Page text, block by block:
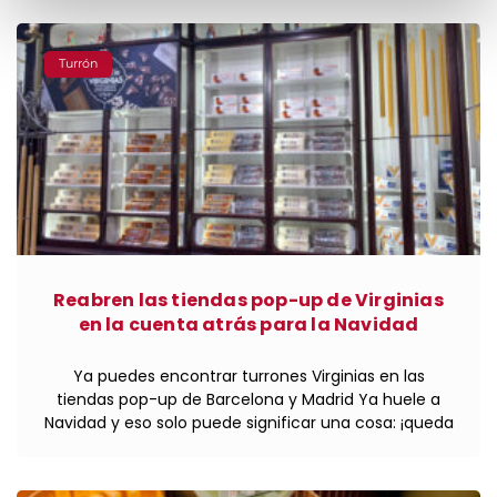
Turrón
Reabren las tiendas pop-up de Virginias
en la cuenta atrás para la Navidad
Ya puedes encontrar turrones Virginias en las
tiendas pop-up de Barcelona y Madrid Ya huele a
Navidad y eso solo puede significar una cosa: ¡queda